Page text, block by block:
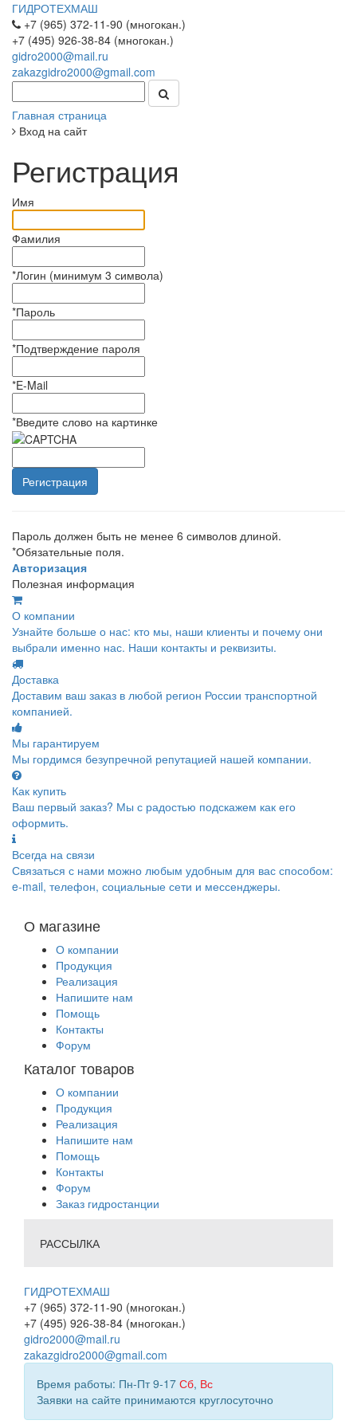
ГИДРОТЕХМАШ
+7 (965) 372-11-90 (многокан.)
+7 (495) 926-38-84 (многокан.)
gidro2000@mail.ru
zakazgidro2000@gmail.com
Главная страница
Вход на сайт
Регистрация
Имя
Фамилия
*Логин (минимум 3 символа)
*Пароль
*Подтверждение пароля
*E-Mail
*Введите слово на картинке
Пароль должен быть не менее 6 символов длиной.
*Обязательные поля.
Авторизация
Полезная информация
О компании
Узнайте больше о нас: кто мы, наши клиенты и почему они
выбрали именно нас. Наши контакты и реквизиты.
Доставка
Доставим ваш заказ в любой регион России транспортной
компанией.
Мы гарантируем
Мы гордимся безупречной репутацией нашей компании.
Как купить
Ваш первый заказ? Мы с радостью подскажем как его
оформить.
Всегда на связи
Связаться с нами можно любым удобным для вас способом:
e-mail, телефон, социальные сети и мессенджеры.
О магазине
О компании
Продукция
Реализация
Напишите нам
Помощь
Контакты
Форум
Каталог товаров
О компании
Продукция
Реализация
Напишите нам
Помощь
Контакты
Форум
Заказ гидростанции
РАССЫЛКА
ГИДРОТЕХМАШ
+7 (965) 372-11-90 (многокан.)
+7 (495) 926-38-84 (многокан.)
gidro2000@mail.ru
zakazgidro2000@gmail.com
Время работы: Пн-Пт 9-17 Сб, Вс
Заявки на сайте принимаются круглосуточно